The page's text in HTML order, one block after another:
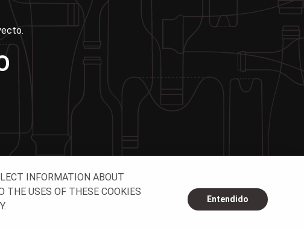
INFORMATION ABOUT
THE USES OF THESE COOKIES
Entendido